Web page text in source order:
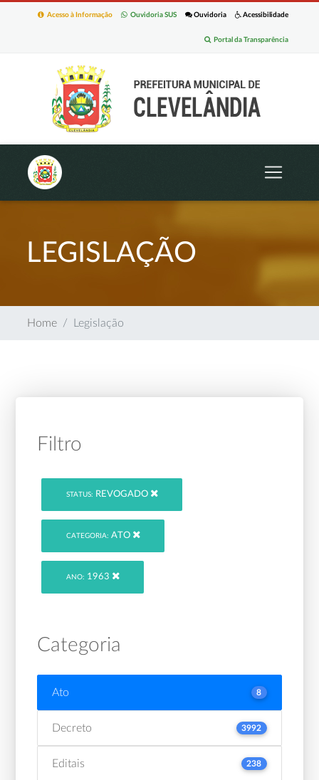
Acessibilidade
Ouvidoria
Ouvidoria SUS
Acesso à Informação
Portal da Transparência
LEGISLAÇÃO
Home Legislação
Filtro
STATUS: REVOGADO
CATEGORIA: ATO
ANO: 1963
Categoria
Ato 8
Decreto 3992
Editais 238